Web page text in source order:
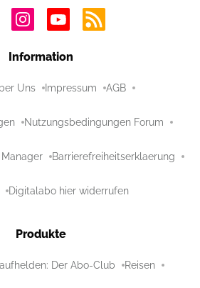
Information
Uns Impressum AGB
Nutzungsbedingungen Forum
Barrierefreiheitserklaerung
Digitalabo hier widerrufen
Produkte
Der Abo-Club Reisen